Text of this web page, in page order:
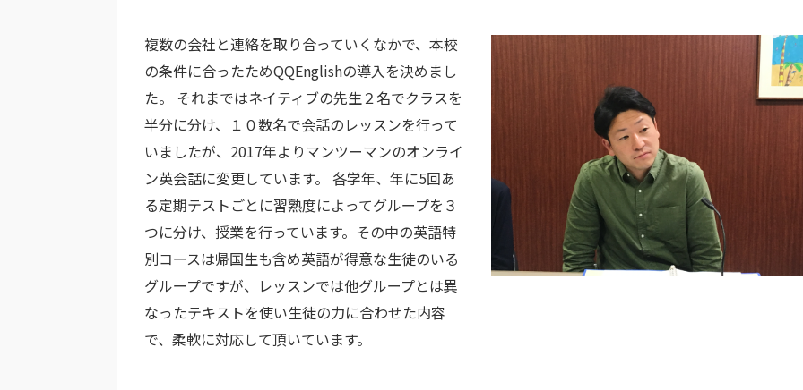
複数の会社と連絡を取り合っていくなかで、本校
の条件に合ったためQQEnglishの導入を決めまし
た。 それまではネイティブの先生２名でクラスを
半分に分け、１０数名で会話のレッスンを行って
いましたが、2017年よりマンツーマンのオンライ
ン英会話に変更しています。 各学年、年に5回あ
る定期テストごとに習熟度によってグループを３
つに分け、授業を行っています。その中の英語特
別コースは帰国生も含め英語が得意な生徒のいる
グループですが、レッスンでは他グループとは異
なったテキストを使い生徒の力に合わせた内容
で、柔軟に対応して頂いています。